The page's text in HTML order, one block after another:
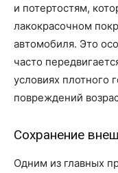
и потертостям,
лакокрасочном
автомобиля. Это
часто
условиях плотного
повреждений
Сохранение
Одним из главных